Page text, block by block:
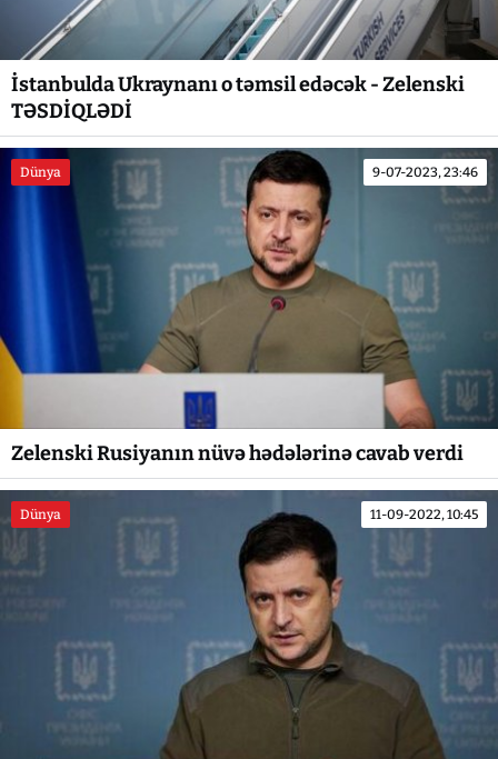
İstanbulda Ukraynanı o təmsil edəcək - Zelenski
TƏSDİQLƏDİ
Dünya 9-07-2023, 23:46
Zelenski Rusiyanın nüvə hədələrinə cavab verdi
Dünya 11-09-2022, 10:45